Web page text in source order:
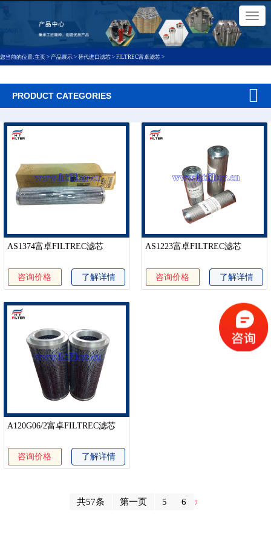
切
换
导
×
您当前的位置:主页 > 产品展示 > 替代进口滤芯 > FILTREC富卓滤芯 >
PRODUCT CATEGORIES
AS1374富卓FILTREC滤芯
咨询价格 了解详情
AS1223富卓FILTREC滤芯
咨询价格 了解详情
A120G06/2富卓FILTREC滤芯
咨询价格 了解详情
共57条 第一页 5 6 7